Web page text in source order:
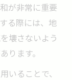
が非常に重要
る際には、地
壊さないよう
ります。
いることで、